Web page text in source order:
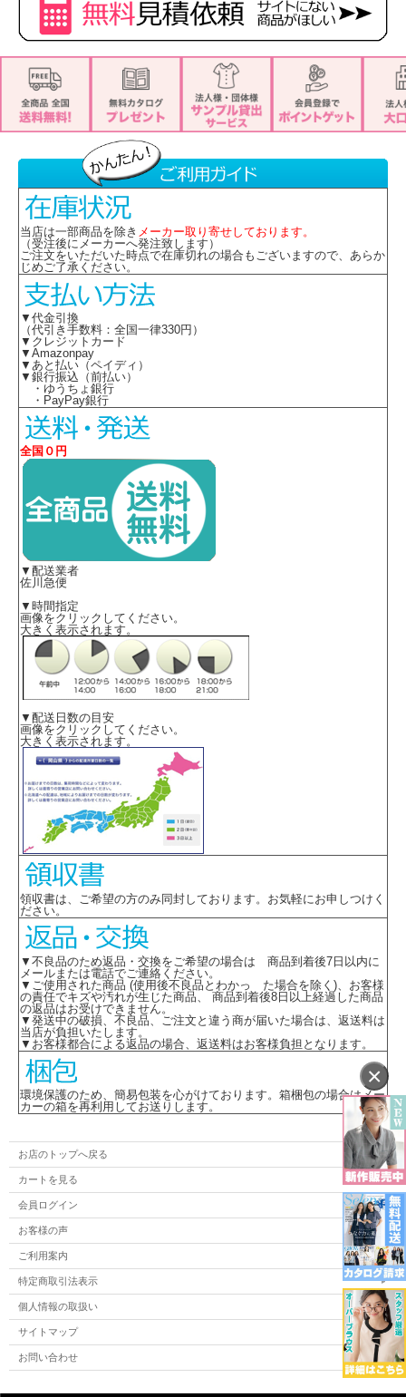
×
当店は一部商品を除き メーカー取り寄せしております。
（受注後にメーカーへ発注致します）
ご注文をいただいた時点で在庫切れの場合もございますので、あらか
じめご了承ください。
▼代金引換
（代引き手数料：全国一律330円）
▼クレジットカード
▼Amazonpay
▼あと払い（ペイディ）
▼銀行振込（前払い）
・ゆうちょ銀行
・PayPay銀行
全国０円
▼配送業者
佐川急便
▼時間指定
画像をクリックしてください。
大きく表示されます。
▼配送日数の目安
画像をクリックしてください。
大きく表示されます。
領収書は、ご希望の方のみ同封しております。お気軽にお申しつけく
ださい。
▼不良品のため返品・交換をご希望の場合は 商品到着後7日以内に
メールまたは電話でご連絡ください。
▼ご使用された商品 (使用後不良品とわかっ た場合を除く)、お客様
の責任でキズや汚れが生じた商品、 商品到着後8日以上経過した商品
の返品はお受けできません。
▼発送中の破損、不良品、ご注文と違う商が届いた場合は、返送料は
当店が負担いたします。
▼お客様都合による返品の場合、返送料はお客様負担となります。
環境保護のため、簡易包装を心がけております。箱梱包の場合はメー
カーの箱を再利用してお送りします。
お店のトップへ戻る
カートを見る
会員ログイン
お客様の声
ご利用案内
特定商取引法表示
個人情報の取扱い
サイトマップ
お問い合わせ